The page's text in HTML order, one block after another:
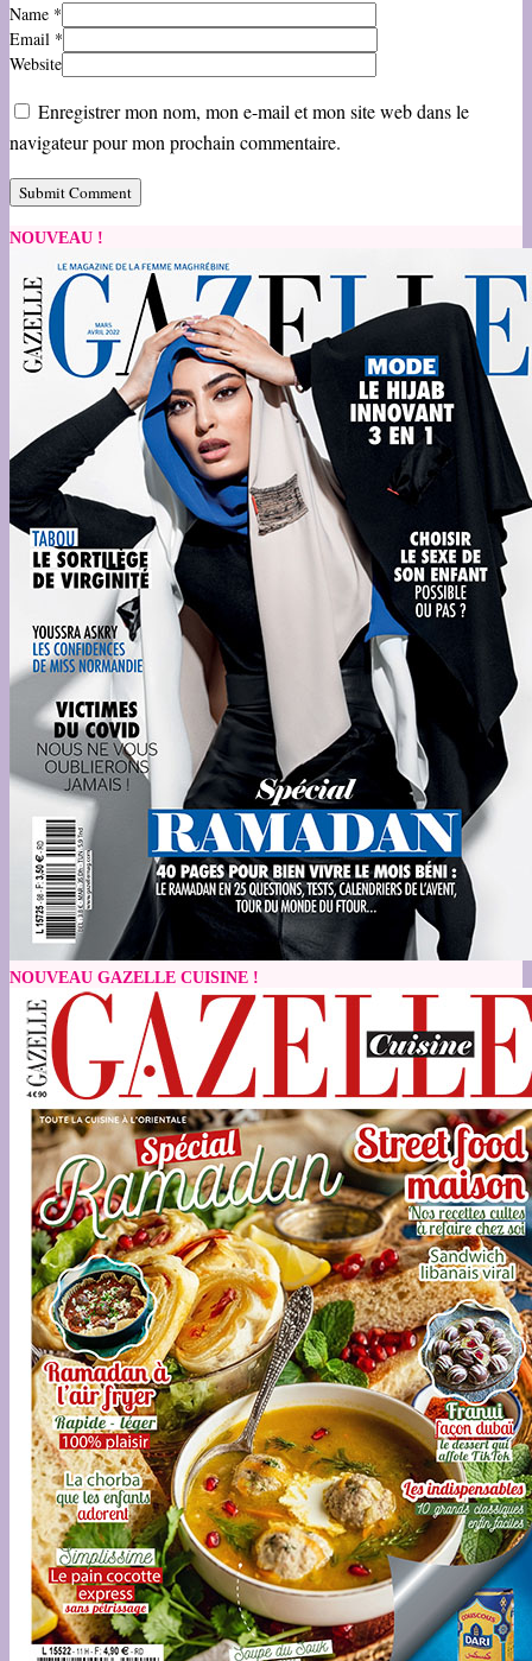
Name *
Email *
Website
Enregistrer mon nom, mon e-mail et mon site web dans le
navigateur pour mon prochain commentaire.
NOUVEAU !
NOUVEAU GAZELLE CUISINE !